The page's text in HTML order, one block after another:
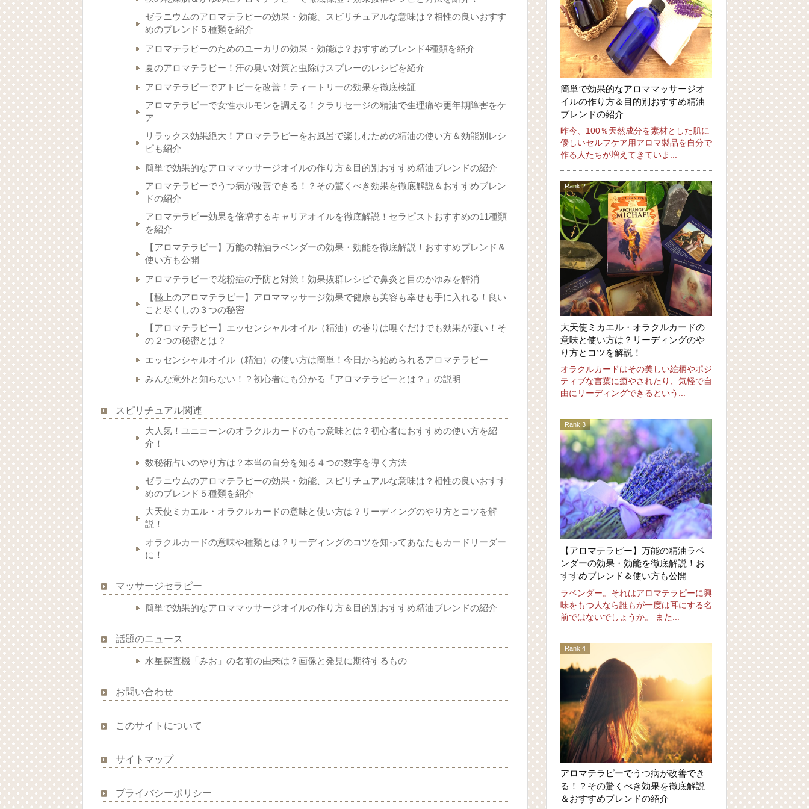
ゼラニウムのアロマテラピーの効果・効能、スピリチュアルな意味は？相性の良いおすす
めのブレンド５種類を紹介
アロマテラピーのためのユーカリの効果・効能は？おすすめブレンド4種類を紹介
夏のアロマテラピー！汗の臭い対策と虫除けスプレーのレシピを紹介
アロマテラピーでアトピーを改善！ティートリーの効果を徹底検証
アロマテラピーで女性ホルモンを調える！クラリセージの精油で生理痛や更年期障害をケ
ア
リラックス効果絶大！アロマテラピーをお風呂で楽しむための精油の使い方＆効能別レシ
ピも紹介
簡単で効果的なアロママッサージオイルの作り方＆目的別おすすめ精油ブレンドの紹介
アロマテラピーでうつ病が改善できる！？その驚くべき効果を徹底解説＆おすすめブレン
ドの紹介
アロマテラピー効果を倍増するキャリアオイルを徹底解説！セラピストおすすめの11種類
を紹介
【アロマテラピー】万能の精油ラベンダーの効果・効能を徹底解説！おすすめブレンド＆
使い方も公開
アロマテラピーで花粉症の予防と対策！効果抜群レシピで鼻炎と目のかゆみを解消
【極上のアロマテラピー】アロママッサージ効果で健康も美容も幸せも手に入れる！良い
こと尽くしの３つの秘密
【アロマテラピー】エッセンシャルオイル（精油）の香りは嗅ぐだけでも効果が凄い！そ
の２つの秘密とは？
エッセンシャルオイル（精油）の使い方は簡単！今日から始められるアロマテラピー
みんな意外と知らない！？初心者にも分かる「アロマテラピーとは？」の説明
スピリチュアル関連
大人気！ユニコーンのオラクルカードのもつ意味とは？初心者におすすめの使い方を紹
介！
数秘術占いのやり方は？本当の自分を知る４つの数字を導く方法
ゼラニウムのアロマテラピーの効果・効能、スピリチュアルな意味は？相性の良いおすす
めのブレンド５種類を紹介
大天使ミカエル・オラクルカードの意味と使い方は？リーディングのやり方とコツを解
説！
オラクルカードの意味や種類とは？リーディングのコツを知ってあなたもカードリーダー
に！
マッサージセラピー
簡単で効果的なアロママッサージオイルの作り方＆目的別おすすめ精油ブレンドの紹介
話題のニュース
水星探査機「みお」の名前の由来は？画像と発見に期待するもの
お問い合わせ
このサイトについて
サイトマップ
プライバシーポリシー
簡単で効果的なアロママッサージオ
イルの作り方＆目的別おすすめ精油
ブレンドの紹介
昨今、100％天然成分を素材とした肌に
優しいセルフケア用アロマ製品を自分で
作る人たちが増えてきていま...
大天使ミカエル・オラクルカードの
意味と使い方は？リーディングのや
り方とコツを解説！
オラクルカードはその美しい絵柄やポジ
ティブな言葉に癒やされたり、気軽で自
由にリーディングできるという...
【アロマテラピー】万能の精油ラベ
ンダーの効果・効能を徹底解説！お
すすめブレンド＆使い方も公開
ラベンダー。それはアロマテラピーに興
味をもつ人なら誰もが一度は耳にする名
前ではないでしょうか。 また...
アロマテラピーでうつ病が改善でき
る！？その驚くべき効果を徹底解説
＆おすすめブレンドの紹介